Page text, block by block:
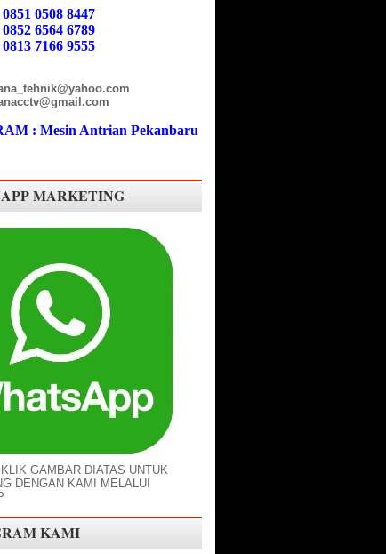
0508 8447
6564 6789
7166 9555
: Mesin Antrian Pekanbaru
MARKETING
GAMBAR DIATAS UNTUK
DENGAN KAMI MELALUI
KAMI